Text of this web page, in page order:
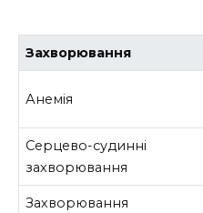
Захворювання
Анемія
Серцево-судинні
захворювання
Захворювання